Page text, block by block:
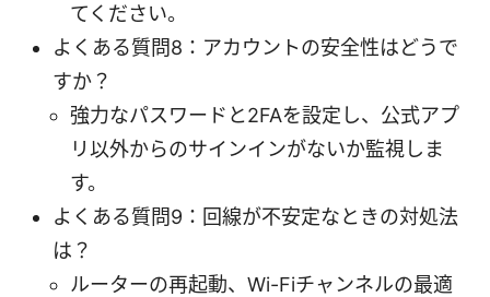
てください。
よくある質問8：アカウントの安全性はどうで
すか？
強力なパスワードと2FAを設定し、公式アプ
リ以外からのサインインがないか監視しま
す。
よくある質問9：回線が不安定なときの対処法
は？
ルーターの再起動、Wi-Fiチャンネルの最適